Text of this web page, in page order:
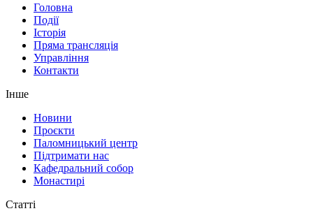
Головна
Події
Історія
Пряма трансляція
Управління
Контакти
Інше
Новини
Проєкти
Паломницький центр
Підтримати нас
Кафедральний собор
Монастирі
Статті